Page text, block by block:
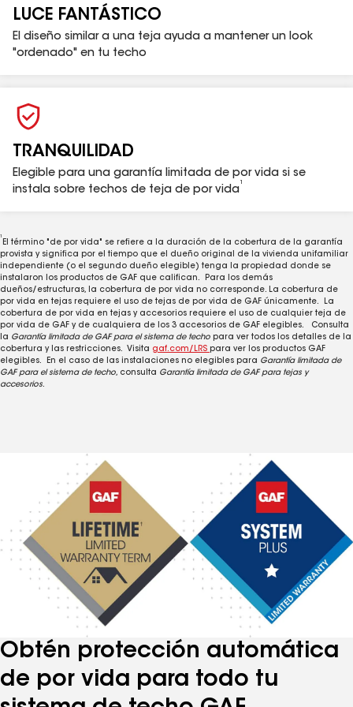
FORTIFIED Home™ disponible en
para conocer los detalles. Solo aplicable en los EE.
UU.
Este producto ha obtenido la distinción Good
HouseKeeping Seal.
NOTA: siempre se debe tener un sistema de
ventilación equilibrada. En ningún caso la
ventilación de escape en el caballete debe exceder
la ventilación de sofito.
2008 - PARA CLAVADO MANUAL
2005 - PARA USAR CON PISTOLA DE CLAVOS
2000 - PARA CLAVADO MANUAL
2016 - PARA USAR CON PISTOLA DE CLAVOS
2050 - PARA CLAVADO MANUAL
2011 - PARA CLAVADO MANUAL
LUCE FANTÁSTICO
El diseño similar a una teja ayuda a mantener un look
"ordenado" en tu techo
TRANQUILIDAD
Elegible para una garantía limitada de por vida si se
instala sobre techos de teja de por vida
1
El término "de por vida" se refiere a la duración de la cobertura de la garantía
provista y significa por el tiempo que el dueño original de la vivienda unifamiliar
independiente (o el segundo dueño elegible) tenga la propiedad donde se
instalaron los productos de GAF que califican. Para los demás
dueños/estructuras, la cobertura de por vida no corresponde. La cobertura de
por vida en tejas requiere el uso de tejas de por vida de GAF únicamente. La
cobertura de por vida en tejas y accesorios requiere el uso de cualquier teja de
por vida de GAF y de cualquiera de los 3 accesorios de GAF elegibles. Consulta
la Garantía limitada de GAF para el sistema de techo para ver todos los detalles de la
cobertura y las restricciones. Visita gaf.com/LRS para ver los productos GAF
elegibles. En el caso de las instalaciones no elegibles para Garantía limitada de
GAF para el sistema de techo, consulta Garantía limitada de GAF para tejas y
accesorios.
Obtén protección automática
de por vida para todo tu